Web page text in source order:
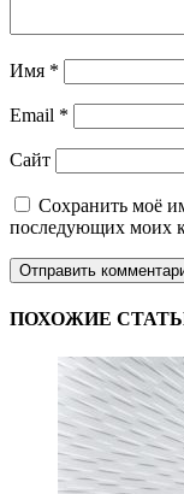
Имя *
Email *
Сайт
Сохранить моё
последующих моих
ПОХОЖИЕ